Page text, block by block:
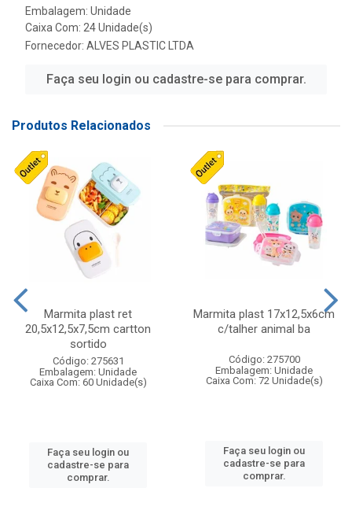
Embalagem: Unidade
Caixa Com: 24 Unidade(s)
Fornecedor: ALVES PLASTIC LTDA
Faça seu login ou cadastre-se para comprar.
Produtos Relacionados
Marmita plast ret
20,5x12,5x7,5cm cartton
sortido
Código: 275631
Embalagem: Unidade
Caixa Com: 60 Unidade(s)
Faça seu login ou
cadastre-se para
comprar.
Marmita plast 17x12,5x6cm
c/talher animal ba
Código: 275700
Embalagem: Unidade
Caixa Com: 72 Unidade(s)
Faça seu login ou
cadastre-se para
comprar.